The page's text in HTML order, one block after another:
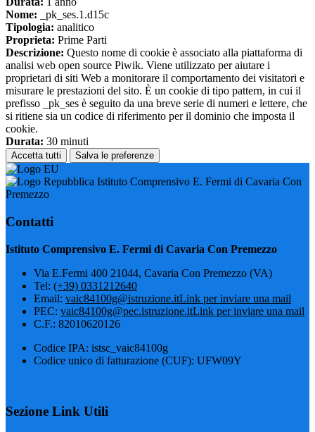
Nome: _pk_ses.1.d15c
Tipologia: analitico
Proprieta: Prime Parti
Descrizione: Questo nome di cookie è associato alla piattaforma di
analisi web open source Piwik. Viene utilizzato per aiutare i
proprietari di siti Web a monitorare il comportamento dei visitatori e
misurare le prestazioni del sito. È un cookie di tipo pattern, in cui il
prefisso _pk_ses è seguito da una breve serie di numeri e lettere, che
si ritiene sia un codice di riferimento per il dominio che imposta il
cookie.
Durata: 30 minuti
Accetta tutti Salva le preferenze
Istituto Comprensivo E. Fermi di Cavaria Con
Premezzo
Contatti
Istituto Comprensivo E. Fermi di Cavaria Con Premezzo
Via E.Fermi 400 21044, Cavaria Con Premezzo (VA)
Tel: (+39) 0331212640
Email: vaic84100g@istruzione.itLink per inviare una mail
PEC: vaic84100g@pec.istruzione.itLink per inviare una mail
C.F.: 82010620126
Codice IPA: istsc_vaic84100g
Codice unico di fatturazione (CUF): UFW09Y
Sezione Link Utili